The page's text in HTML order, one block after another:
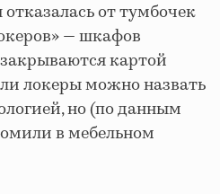
от тумбочек
— шкафов
картой
локеры можно назвать
но (по данным
в мебельном